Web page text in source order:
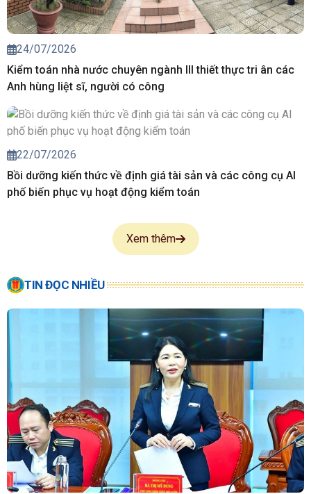
24/07/2026
Kiểm toán nhà nước chuyên ngành III thiết thực tri ân các
Anh hùng liệt sĩ, người có công
22/07/2026
Bồi dưỡng kiến thức về định giá tài sản và các công cụ AI
phố biến phục vụ hoạt động kiểm toán
Xem thêm
TIN ĐỌC NHIỀU